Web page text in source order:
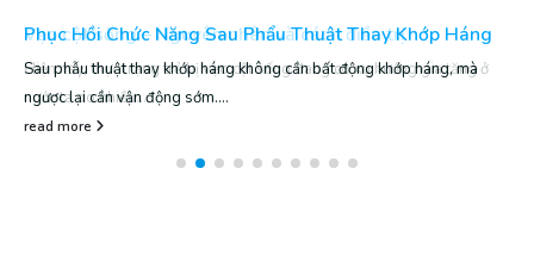
Phục Hồi Chức Năng Sau Phẩu Thuật Thay Khớp Háng
Sau phẫu thuật thay khớp háng không cần bất động khớp háng, mà
ngược lại cần vận động sớm....
read more